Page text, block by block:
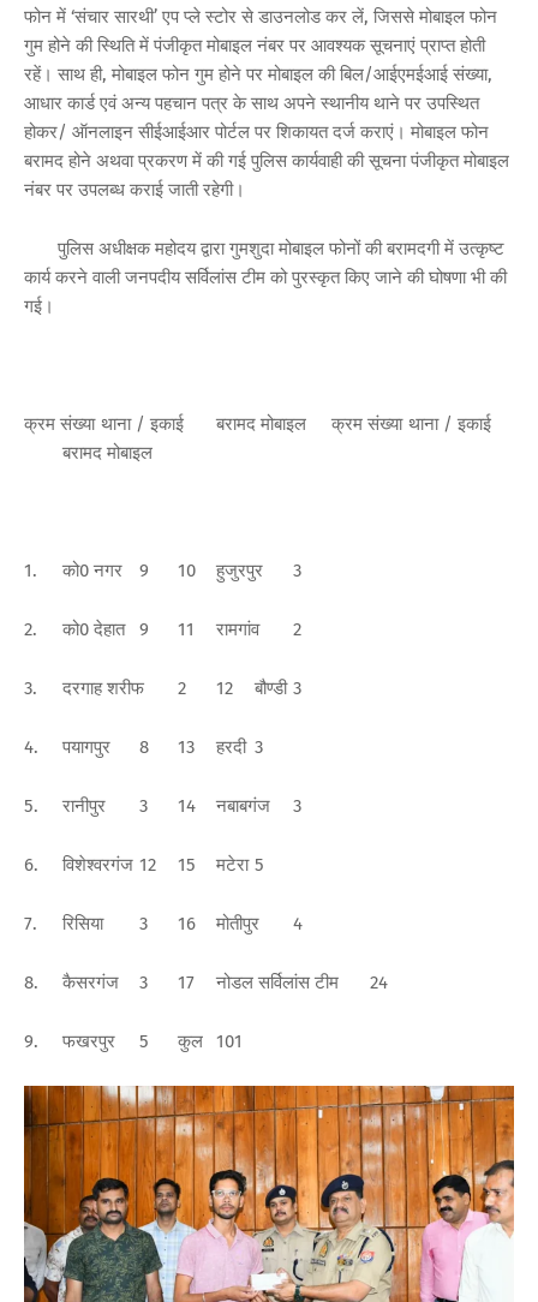
फोन में ‘संचार सारथी’ एप प्ले स्टोर से डाउनलोड कर लें, जिससे मोबाइल फोन
गुम होने की स्थिति में पंजीकृत मोबाइल नंबर पर आवश्यक सूचनाएं प्राप्त होती
रहें। साथ ही, मोबाइल फोन गुम होने पर मोबाइल की बिल/आईएमईआई संख्या,
आधार कार्ड एवं अन्य पहचान पत्र के साथ अपने स्थानीय थाने पर उपस्थित
होकर/ ऑनलाइन सीईआईआर पोर्टल पर शिकायत दर्ज कराएं। मोबाइल फोन
बरामद होने अथवा प्रकरण में की गई पुलिस कार्यवाही की सूचना पंजीकृत मोबाइल
नंबर पर उपलब्ध कराई जाती रहेगी।
पुलिस अधीक्षक महोदय द्वारा गुमशुदा मोबाइल फोनों की बरामदगी में उत्कृष्ट
कार्य करने वाली जनपदीय सर्विलांस टीम को पुरस्कृत किए जाने की घोषणा भी की
गई।
क्रम संख्या थाना / इकाई बरामद मोबाइल क्रम संख्या थाना / इकाई
बरामद मोबाइल
1. को0 नगर 9 10 हुजुरपुर 3
2. को0 देहात 9 11 रामगांव 2
3. दरगाह शरीफ 2 12 बौण्डी 3
4. पयागपुर 8 13 हरदी 3
5. रानीपुर 3 14 नबाबगंज 3
6. विशेश्वरगंज 12 15 मटेरा 5
7. रिसिया 3 16 मोतीपुर 4
8. कैसरगंज 3 17 नोडल सर्विलांस टीम 24
9. फखरपुर 5 कुल 101